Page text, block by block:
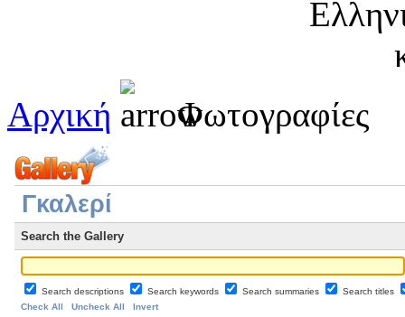
Αρχική Φωτογραφίες
Γκαλερί
Search the Gallery
Search descriptions Search keywords Search summaries
Search titles
Check All
Uncheck All Invert